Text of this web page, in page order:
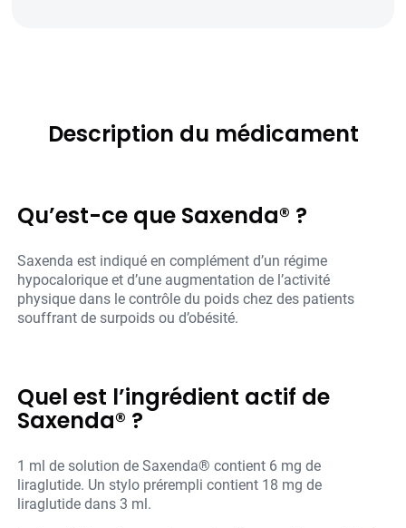
Description du médicament
Qu’est-ce que Saxenda® ?
Saxenda est indiqué en complément d’un régime
hypocalorique et d’une augmentation de l’activité
physique dans le contrôle du poids chez des patients
souffrant de surpoids ou d’obésité.
Quel est l’ingrédient actif de
Saxenda® ?
1 ml de solution de Saxenda® contient 6 mg de
liraglutide. Un stylo prérempli contient 18 mg de
liraglutide dans 3 ml.